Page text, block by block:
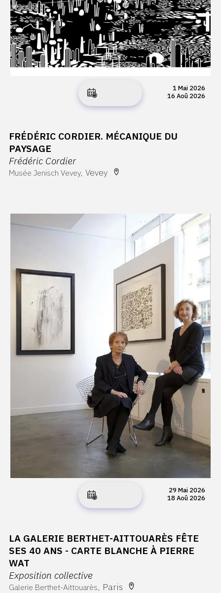
1 Mai 2026
16 Aoû 2026
FRÉDÉRIC CORDIER. MÉCANIQUE DU
PAYSAGE
Frédéric Cordier
Musée Jenisch Vevey Vevey
29 Mai 2026
18 Aoû 2026
LA GALERIE BERTHET-AITTOUARÈS FÊTE
SES 40 ANS - CARTE BLANCHE À PIERRE
WAT
Exposition collective
Galerie Berthet-Aittouarès Paris